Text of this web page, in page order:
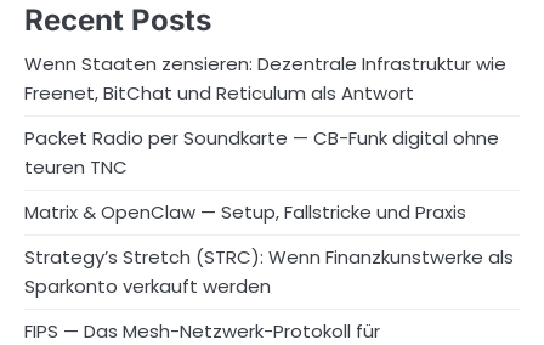
Recent Posts
Wenn Staaten zensieren: Dezentrale Infrastruktur wie
Freenet, BitChat und Reticulum als Antwort
Packet Radio per Soundkarte — CB-Funk digital ohne
teuren TNC
Matrix & OpenClaw — Setup, Fallstricke und Praxis
Strategy’s Stretch (STRC): Wenn Finanzkunstwerke als
Sparkonto verkauft werden
FIPS — Das Mesh-Netzwerk-Protokoll für